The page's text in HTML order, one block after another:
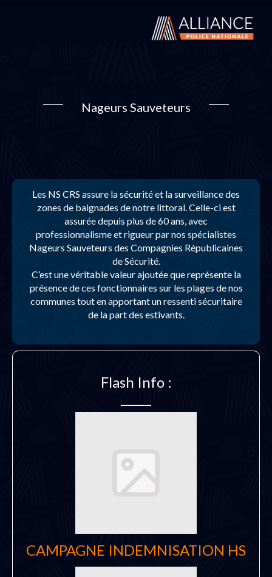
Nageurs Sauveteurs
Les NS CRS assure la sécurité et la surveillance des
zones de baignades de notre littoral. Celle-ci est
assurée depuis plus de 60 ans, avec
professionnalisme et rigueur par nos spécialistes
Nageurs Sauveteurs des Compagnies Républicaines
de Sécurité.
C’est une véritable valeur ajoutée que représente la
présence de ces fonctionnaires sur les plages de nos
communes tout en apportant un ressenti sécuritaire
de la part des estivants.
Flash Info :
CAMPAGNE INDEMNISATION HS